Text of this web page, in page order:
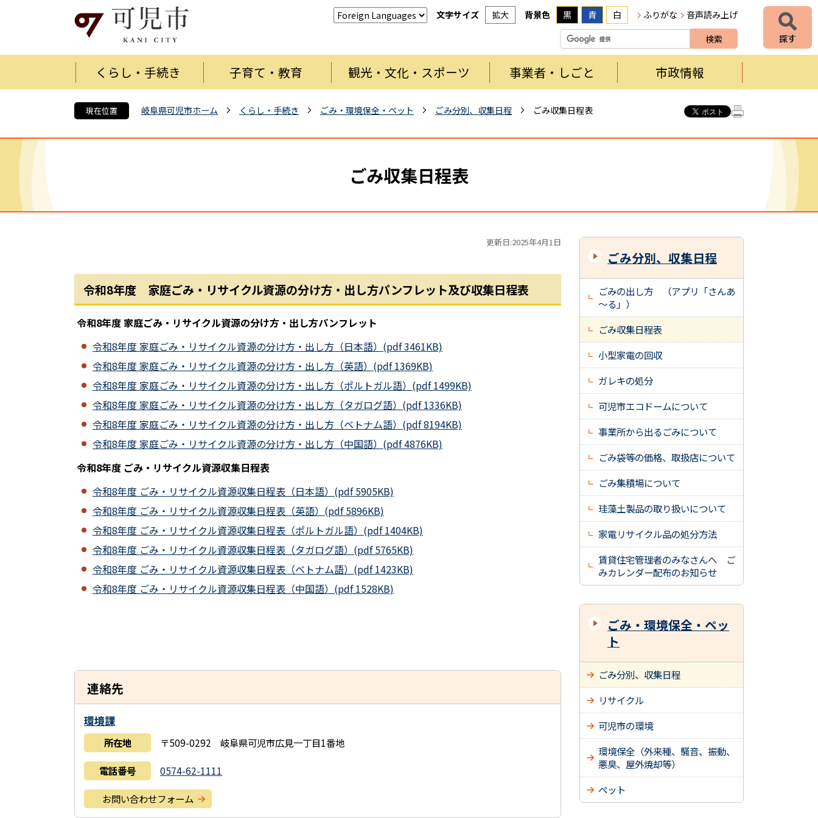
文字サイズ 拡大 背景色 黒 青 白 ふりがな 音声読み上げ
くらし・手続き 子育て・教育 観光・文化・スポーツ 事業者・しごと 市政情報
現在位置 岐阜県可児市ホーム くらし・手続き ごみ・環境保全・ペット ごみ分別、収集日程 ごみ収集日程表
ごみ収集日程表
更新日:2025年4月1日
令和8年度 家庭ごみ・リサイクル資源の分け方・出し方パンフレット及び収集日程表
令和8年度 家庭ごみ・リサイクル資源の分け方・出し方パンフレット
令和8年度 家庭ごみ・リサイクル資源の分け方・出し方（日本語）(pdf 3461KB)
令和8年度 家庭ごみ・リサイクル資源の分け方・出し方（英語）(pdf 1369KB)
令和8年度 家庭ごみ・リサイクル資源の分け方・出し方（ポルトガル語）(pdf 1499KB)
令和8年度 家庭ごみ・リサイクル資源の分け方・出し方（タガログ語）(pdf 1336KB)
令和8年度 家庭ごみ・リサイクル資源の分け方・出し方（ベトナム語）(pdf 8194KB)
令和8年度 家庭ごみ・リサイクル資源の分け方・出し方（中国語）(pdf 4876KB)
令和8年度 ごみ・リサイクル資源収集日程表
令和8年度 ごみ・リサイクル資源収集日程表（日本語）(pdf 5905KB)
令和8年度 ごみ・リサイクル資源収集日程表（英語）(pdf 5896KB)
令和8年度 ごみ・リサイクル資源収集日程表（ポルトガル語）(pdf 1404KB)
令和8年度 ごみ・リサイクル資源収集日程表（タガログ語）(pdf 5765KB)
令和8年度 ごみ・リサイクル資源収集日程表（ベトナム語）(pdf 1423KB)
令和8年度 ごみ・リサイクル資源収集日程表（中国語）(pdf 1528KB)
連絡先
環境課
所在地 〒509-0292 岐阜県可児市広見一丁目1番地
電話番号 0574-62-1111
お問い合わせフォーム
ごみ分別、収集日程
ごみの出し方 （アプリ「さんあ
～る」）
ごみ収集日程表
小型家電の回収
ガレキの処分
可児市エコドームについて
事業所から出るごみについて
ごみ袋等の価格、取扱店について
ごみ集積場について
珪藻土製品の取り扱いについて
家電リサイクル品の処分方法
賃貸住宅管理者のみなさんへ ご
みカレンダー配布のお知らせ
ごみ・環境保全・ペッ
ト
ごみ分別、収集日程
リサイクル
可児市の環境
環境保全（外来種、騒音、振動、
悪臭、屋外焼却等）
ペット